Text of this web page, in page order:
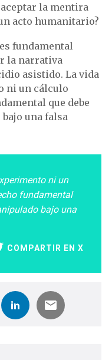
aceptar la mentira
acto humanitario?
fundamental
la narrativa
asistido. La vida
ni un cálculo
que debe
una falsa
ni un
fundamental
bajo una
COMPARTIR EN X